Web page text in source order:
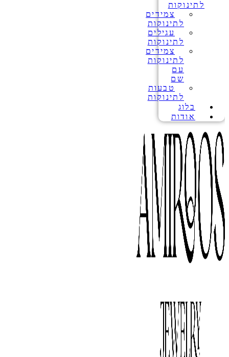
לתינוקות
צמידים
לתינוקות
עגילים
לתינוקות
צמידים
לתינוקות
עם
שם
טבעות
לתינוקות
בלוג
אודות